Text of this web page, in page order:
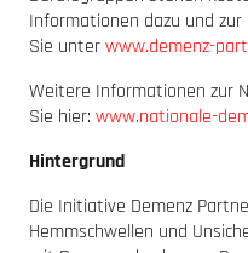
Informationen dazu und
Sie unterwww.demenz-
Weitere Informationen zur
Sie hier: www.nationale-
Hintergrund
Die Initiative Demenz
Hemmschwellen und